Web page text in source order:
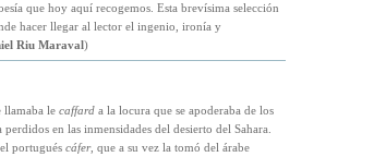
que hoy aquí recogemos. Esta brevísima selección
hacer llegar al lector el ingenio, ironía y
Riu Maraval)
llamaba le caffarda la locura que se apoderaba de los
en las inmensidades del desierto del Sahara.
portugués cáfer, que a su vez la tomó del árabe